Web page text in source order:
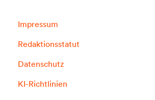
Impressum
Redaktionsstatut
Datenschutz
KI-Richtlinien